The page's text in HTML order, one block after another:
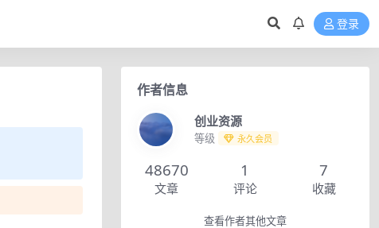
登录
作者信息
创业资源
等级 永久会员
48670
文章
1
评论
7
收藏
查看作者其他文章